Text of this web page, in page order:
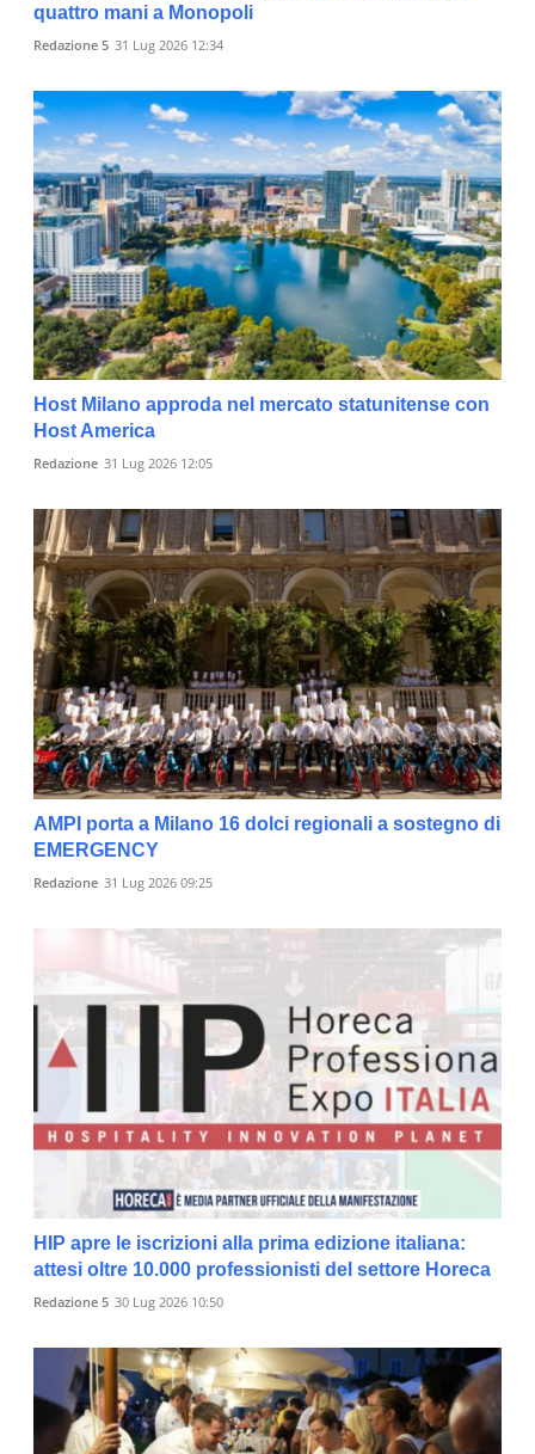
quattro mani a Monopoli
Redazione 5 31 Lug 2026 12:34
Host Milano approda nel mercato statunitense con
Host America
Redazione 31 Lug 2026 12:05
AMPI porta a Milano 16 dolci regionali a sostegno di
EMERGENCY
Redazione 31 Lug 2026 09:25
HIP apre le iscrizioni alla prima edizione italiana:
attesi oltre 10.000 professionisti del settore Horeca
Redazione 5 30 Lug 2026 10:50